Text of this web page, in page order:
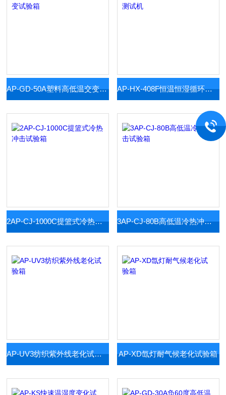
AP-GD-50A塑料高低温交变试验箱 AP-HX-408F恒温恒湿循环测试机
2AP-CJ-1000C提篮式冷热冲击试验箱 3AP-CJ-80B高低温冷热冲击试验箱
AP-UV3纺织紫外线老化试验箱 AP-XD氙灯耐气候老化试验箱